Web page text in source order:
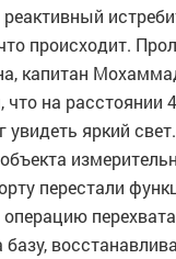
происходит.
капитан
на расстоянии
увидеть яркий
перестали